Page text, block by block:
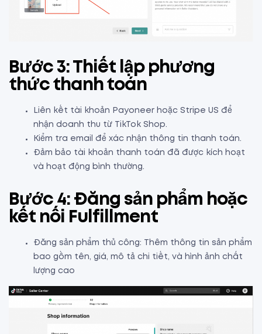
Bước 3: Thiết lập phương
thức thanh toán
Liên kết tài khoản Payoneer hoặc Stripe US để
nhận doanh thu từ TikTok Shop.
Kiểm tra email để xác nhận thông tin thanh toán.
Đảm bảo tài khoản thanh toán đã được kích hoạt
và hoạt động bình thường.
Bước 4: Đăng sản phẩm hoặc
kết nối Fulfillment
Đăng sản phẩm thủ công: Thêm thông tin sản phẩm
bao gồm tên, giá, mô tả chi tiết, và hình ảnh chất
lượng cao